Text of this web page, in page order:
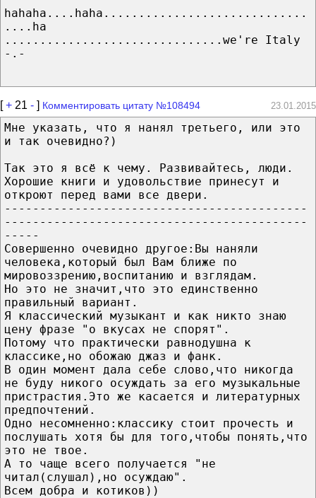
hahaha....haha.............................
....ha
...............................we're Italy
-.-
[+ 21 - ] Комментировать цитату №108494 23.01.2015
Мне указать, что я нанял третьего, или это
и так очевидно?)
Так это я всё к чему. Развивайтесь, люди.
Хорошие книги и удовольствие принесут и
откроют перед вами все двери.
-------------------------------------------
-------------------------------------------
-----
Совершенно очевидно другое:Вы наняли
человека,который был Вам ближе по
мировоззрению,воспитанию и взглядам.
Но это не значит,что это единственно
правильный вариант.
Я классический музыкант и как никто знаю
цену фразе "о вкусах не спорят".
Потому что практически равнодушна к
классике,но обожаю джаз и фанк.
В один момент дала себе слово,что никогда
не буду никого осуждать за его музыкальные
пристрастия.Это же касается и литературных
предпочтений.
Одно несомненно:классику стоит прочесть и
послушать хотя бы для того,чтобы понять,что
это не твое.
А то чаще всего получается "не
читал(слушал),но осуждаю".
Всем добра и котиков))